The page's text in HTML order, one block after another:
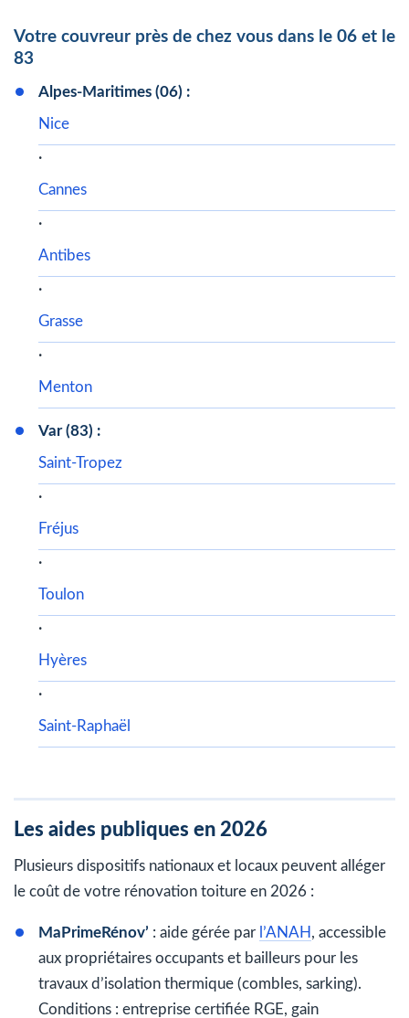
Votre couvreur près de chez vous dans le 06 et le
83
Alpes-Maritimes (06) :
Nice
·
Cannes
·
Antibes
·
Grasse
·
Menton
Var (83) :
Saint-Tropez
·
Fréjus
·
Toulon
·
Hyères
·
Saint-Raphaël
Les aides publiques en 2026
Plusieurs dispositifs nationaux et locaux peuvent alléger
le coût de votre rénovation toiture en 2026 :
MaPrimeRénov’ : aide gérée par l’ANAH , accessible
aux propriétaires occupants et bailleurs pour les
travaux d’isolation thermique (combles, sarking).
Conditions : entreprise certifiée RGE, gain